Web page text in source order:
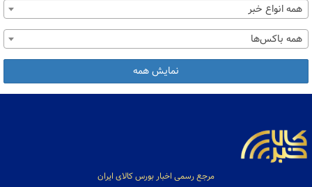
همه انواع خبر
همه باکس‌ها
نمایش همه
مرجع رسمی اخبار بورس کالای ایران